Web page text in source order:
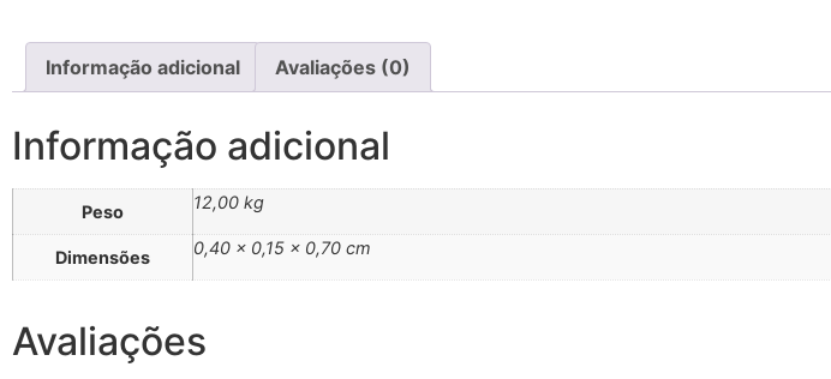
Informação adicional Avaliações (0)
Informação adicional
Peso 12,00 kg
Dimensões 0,40 × 0,15 × 0,70 cm
Avaliações